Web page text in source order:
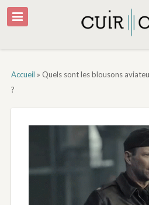
Accueil » Quels sont les blousons
?